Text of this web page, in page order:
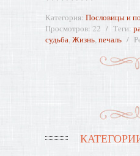
Категория: Пословицы и
Просмотров: 22 Теги:
судьба,Жизнь,печаль